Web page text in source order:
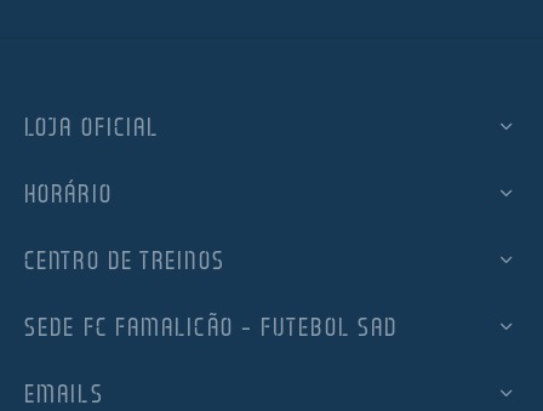
LOJA OFICIAL
HORÁRIO
CENTRO DE TREINOS
SEDE FC FAMALICÃO – FUTEBOL SAD
EMAILS